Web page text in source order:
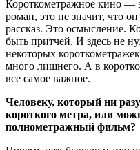
Короткометражное кино —
роман, это не значит, что
рассказ. Это осмысление.
быть притчей. И здесь не
некоторых
много лишнего. А в
все самое важное.
Человеку, который ни
короткого метра, или
полнометражный фильм?